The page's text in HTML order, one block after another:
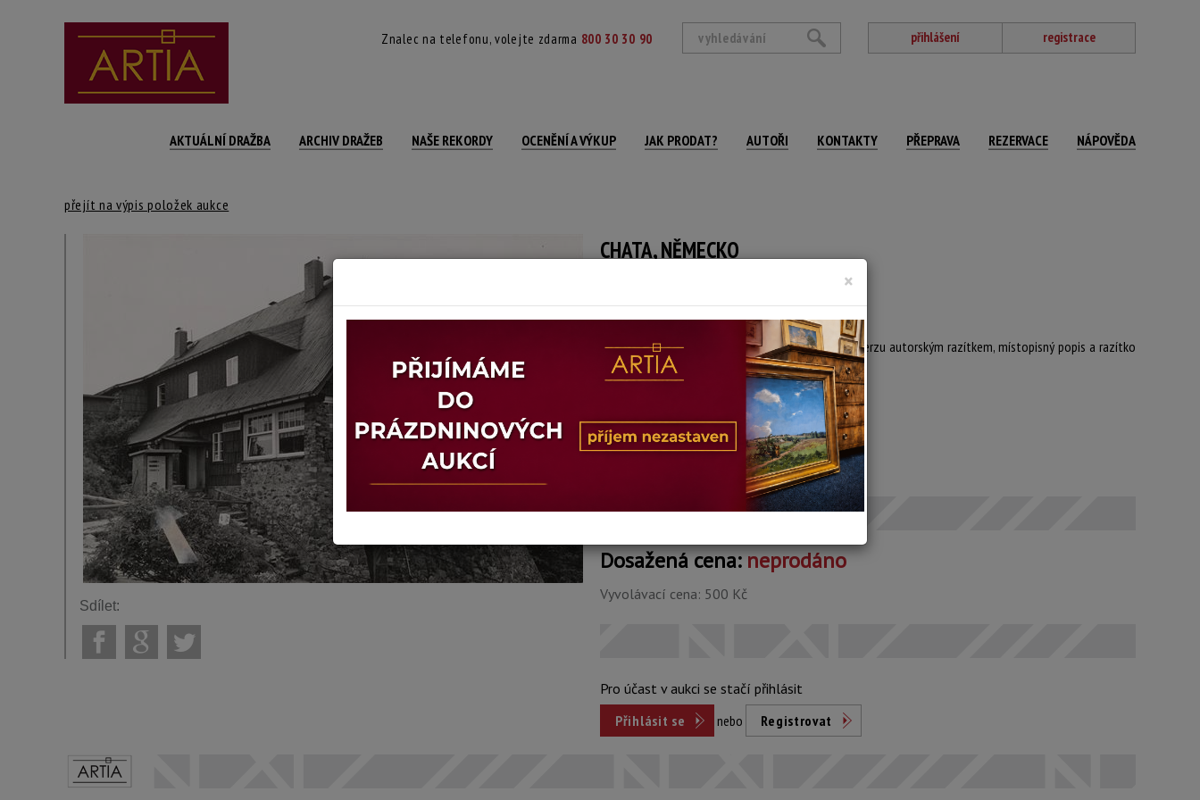
Znalec na telefonu, volejte zdarma 800 30 30 90 přihlášení registrace
AKTUÁLNÍ DRAŽBA ARCHIV DRAŽEB NAŠE REKORDY OCENĚNÍ A VÝKUP JAK PRODAT? AUTOŘI KONTAKTY PŘEPRAVA REZERVACE NÁPOVĚDA
přejít na výpis položek aukce
CHATA, NĚMECKO
autorská bromostříbrná fotografie, značeno na reverzu autorským razítkem, místopisný popis a razítko
vydání v časopisu Turista
Technika: fotografie
Stav: dobrý
01.06.2026 20:13 SELČ
Dosažená cena:neprodáno
Vyvolávací cena: 500 Kč
Pro účast v aukci se stačí přihlásit
Přihlásit se
nebo Registrovat
Sdílet:
×